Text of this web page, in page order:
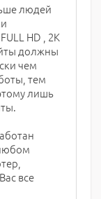
людей
HD , 2К
должны
чем
тем
лишь
все